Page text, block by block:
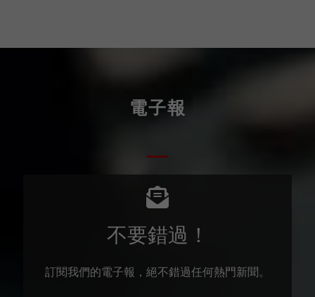
電子報
不要錯過！
訂閱我們的電子報，絕不錯過任何熱門新聞。